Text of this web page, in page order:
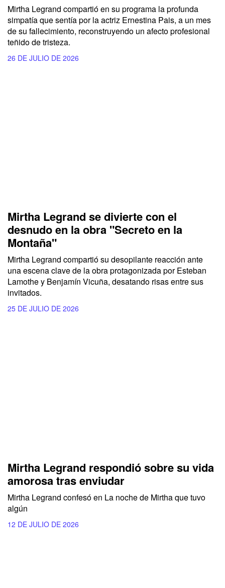
Mirtha Legrand compartió en su programa la profunda
simpatía que sentía por la actriz Ernestina Pais, a un mes
de su fallecimiento, reconstruyendo un afecto profesional
teñido de tristeza.
26 DE JULIO DE 2026
Mirtha Legrand se divierte con el
desnudo en la obra "Secreto en la
Montaña"
Mirtha Legrand compartió su desopilante reacción ante
una escena clave de la obra protagonizada por Esteban
Lamothe y Benjamín Vicuña, desatando risas entre sus
invitados.
25 DE JULIO DE 2026
Mirtha Legrand respondió sobre su vida
amorosa tras enviudar
Mirtha Legrand confesó en La noche de Mirtha que tuvo
algún
12 DE JULIO DE 2026